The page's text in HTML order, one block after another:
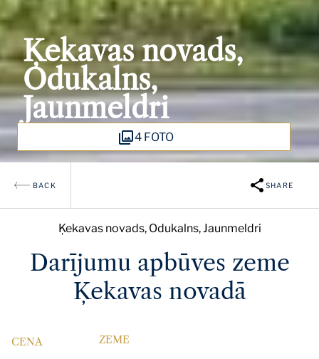
Ķekavas novads,
Odukalns,
Jaunmeldri
4 FOTO
BACK SHARE
Ķekavas novads, Odukalns, Jaunmeldri
Darījumu apbūves zeme
Ķekavas novadā
CENA ZEME